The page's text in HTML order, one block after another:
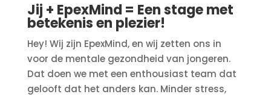
Jij + EpexMind = Een stage met
betekenis en plezier!
Hey! Wij zijn EpexMind, en wij zetten ons in
voor de mentale gezondheid van jongeren.
Dat doen we met een enthousiast team dat
gelooft dat het anders kan. Minder stress,